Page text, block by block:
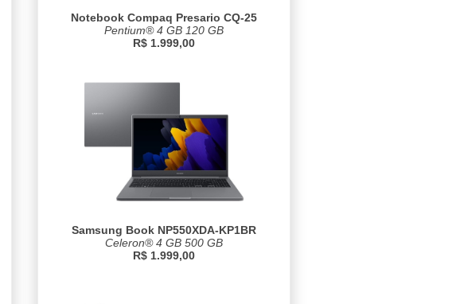
Notebook Compaq Presario CQ-25
Pentium® 4 GB 120 GB
R$ 1.999,00
Samsung Book NP550XDA-KP1BR
Celeron® 4 GB 500 GB
R$ 1.999,00